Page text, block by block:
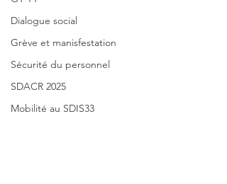
Dialogue social
Grève et manisfestation
Sécurité du personnel
SDACR 2025
Mobilité au SDIS33